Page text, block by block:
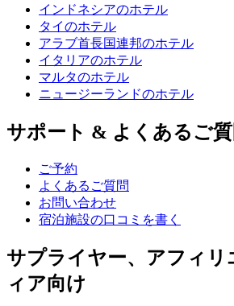
インドネシアのホテル
タイのホテル
アラブ首長国連邦のホテル
イタリアのホテル
マルタのホテル
ニュージーランドのホテル
サポート & よくあるご質
ご予約
よくあるご質問
お問い合わせ
宿泊施設の口コミを書く
サプライヤー、アフィリ
ィア向け